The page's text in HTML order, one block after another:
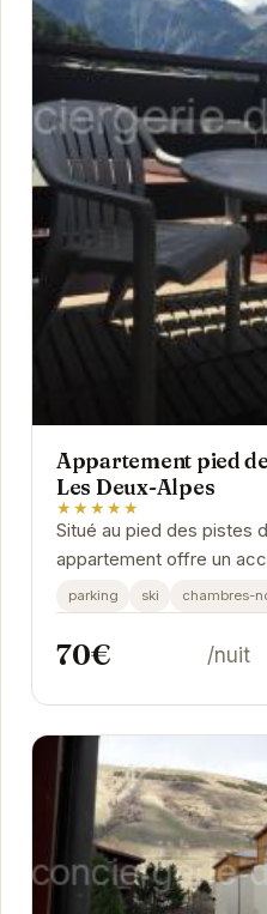
Appartement pied
Les Deux-Alpes
★★★★★
Situé au pied des pistes
appartement offre un
mécaniques et aux joies
capacité...
parking ski chambres-
70€ /nuit